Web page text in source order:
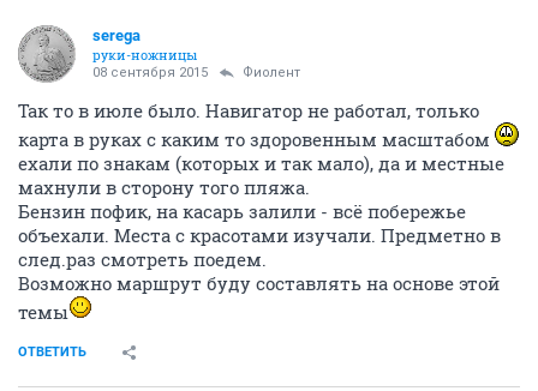
serega
руки-ножницы
08 сентября 2015 Фиолент
Так то в июле было. Навигатор не работал, только
карта в руках с каким то здоровенным масштабом
ехали по знакам (которых и так мало), да и местные
махнули в сторону того пляжа.
Бензин пофик, на касарь залили - всё побережье
объехали. Места с красотами изучали. Предметно в
след.раз смотреть поедем.
Возможно маршрут буду составлять на основе этой
темы
ОТВЕТИТЬ